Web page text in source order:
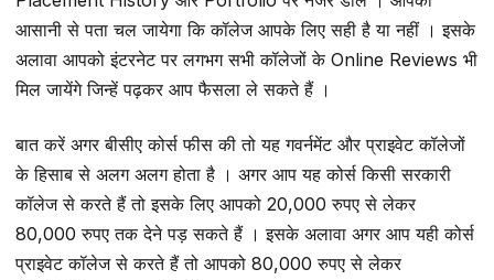
आसानी से पता चल जायेगा कि कॉलेज आपके लिए सही है या नहीं । इसके
अलावा आपको इंटरनेट पर लगभग सभी कॉलेजों के Online Reviews भी
मिल जायेंगे जिन्हें पढ़कर आप फैसला ले सकते हैं ।
बात करें अगर बीसीए कोर्स फीस की तो यह गवर्नमेंट और प्राइवेट कॉलेजों
के हिसाब से अलग अलग होता है । अगर आप यह कोर्स किसी सरकारी
कॉलेज से करते हैं तो इसके लिए आपको 20,000 रुपए से लेकर
80,000 रुपए तक देने पड़ सकते हैं । इसके अलावा अगर आप यही कोर्स
प्राइवेट कॉलेज से करते हैं तो आपको 80,000 रुपए से लेकर